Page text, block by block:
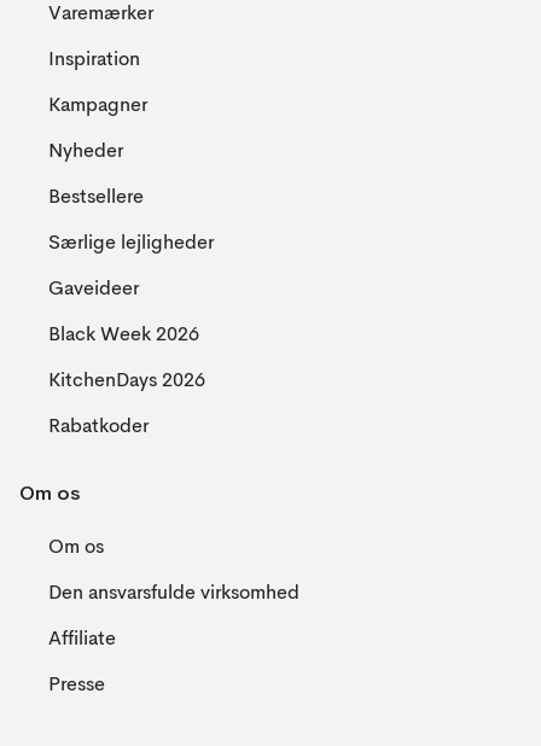
Varemærker
Inspiration
Kampagner
Nyheder
Bestsellere
Særlige lejligheder
Gaveideer
Black Week 2026
KitchenDays 2026
Rabatkoder
Om os
Om os
Den ansvarsfulde virksomhed
Affiliate
Presse